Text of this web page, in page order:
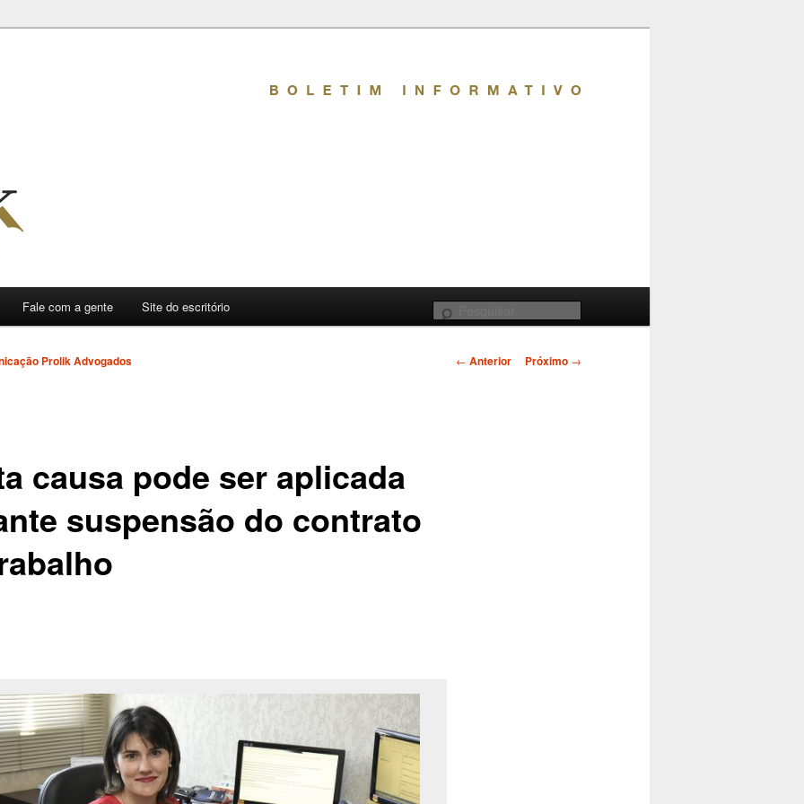
Fale com a gente Site do escritório
Navegação
← Anterior Próximo →
causa pode ser aplicada
suspensão do contrato
Prolik Advogados